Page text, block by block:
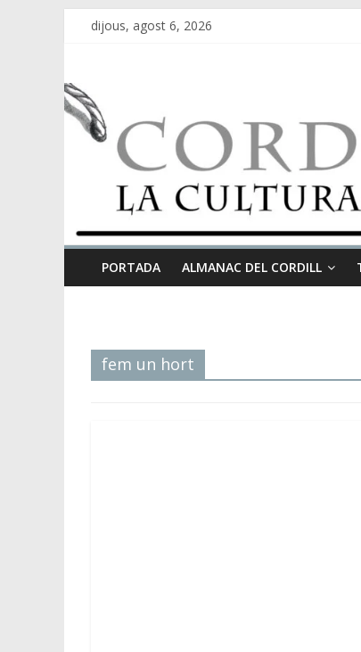
dijous, agost 6, 2026
PORTADA ALMANAC DEL CORDILL
fem un hort